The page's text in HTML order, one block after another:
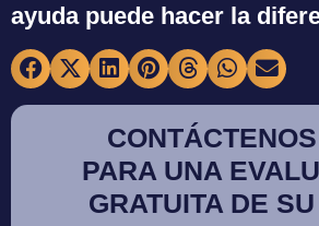
ayuda puede hacer la
PARA UNA
GRATUITA DE